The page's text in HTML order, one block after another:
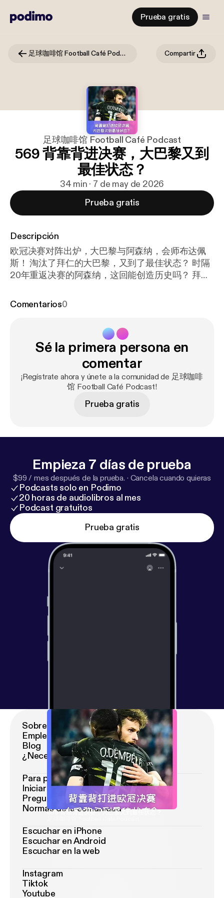
Prueba gratis
足球咖啡馆 Football Café Podcast Compartir
足球咖啡馆 Football Café Podcast
569 背靠背进决赛，大巴黎又到
最佳状态？
34 min · 7 de may de 2026
Prueba gratis
Descripción
欧冠决赛对阵出炉，大巴黎与阿森纳，会师布达佩
斯！ 淘汰了拜仁的大巴黎，又到了最佳状态？ 时隔
20年重返决赛的阿森纳，这回能创造历史吗？ 拜仁
始，西蒙尼的时代已经结束了吗？ 更多精彩内容，
Comentarios0
Sé la primera persona en
comentar
¡Regístrate ahora y únete a la comunidad de 足球咖啡
馆 Football Café Podcast!
Prueba gratis
Empieza 7 días de prueba
$99 / mes después de la prueba. · Cancela cuando quieras
Podcasts solo en Podimo
20 horas de audiolibros al mes
Podcast gratuitos
Prueba gratis
569 背靠背进决赛，大巴黎又到最佳状态？
Sobre Podimo
Empleo
Blog
¿Necesitas ayuda?
Para podcasters
Iniciar sesión como podcaster
Preguntas frecuentes de Podcaster
Normas de la comunidad
Escuchar en iPhone
Escuchar en Android
Escuchar en la web
Instagram
Tiktok
Youtube